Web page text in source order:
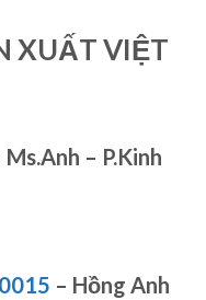
XUẤT VIỆT
– P.Kinh
– Hồng Anh